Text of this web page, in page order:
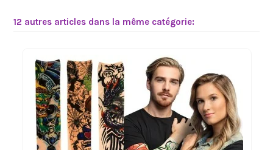
12 autres articles dans la même catégorie: